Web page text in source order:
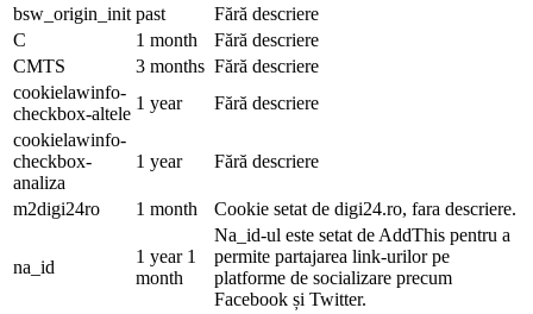
bsw_origin_init past
Fără descriere
C
1 month
Fără descriere
CMTS
3 months Fără descriere
cookielawinfo-
checkbox-altele
1 year
Fără descriere
cookielawinfo-
checkbox-
analiza
1 year Fără descriere
m2digi24ro 1 month Cookie setat de digi24.ro, fara descriere.
na_id
1 year 1
month
Na_id-ul este setat de AddThis pentru a
permite partajarea link-urilor pe
platforme de socializare precum
Facebook și Twitter.